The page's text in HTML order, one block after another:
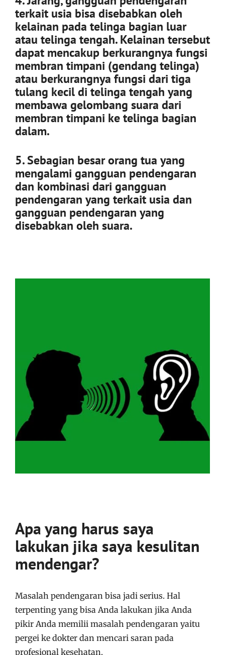
terkait usia bisa disebabkan oleh
kelainan pada telinga bagian luar
atau telinga tengah. Kelainan tersebut
dapat mencakup berkurangnya fungsi
membran timpani (gendang telinga)
atau berkurangnya fungsi dari tiga
tulang kecil di telinga tengah yang
membawa gelombang suara dari
membran timpani ke telinga bagian
dalam.
5. Sebagian besar orang tua yang
mengalami gangguan pendengaran
dan kombinasi dari gangguan
pendengaran yang terkait usia dan
gangguan pendengaran yang
disebabkan oleh suara.
Apa yang harus saya
lakukan jika saya kesulitan
mendengar?
Masalah pendengaran bisa jadi serius. Hal
terpenting yang bisa Anda lakukan jika Anda
pikir Anda memilii masalah pendengaran yaitu
pergei ke dokter dan mencari saran pada
profesional kesehatan.